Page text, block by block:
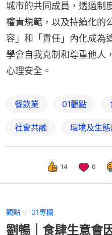
城市的共同成員，透過制
權責規範，以及持續化的
容」和「責任」內化成為
學會自我克制和尊重他人
心理安全。
餐飲業 01觀點
社會共融 環境及生態
14 0
觀點 01專欄
劉暢｜食肆生意會